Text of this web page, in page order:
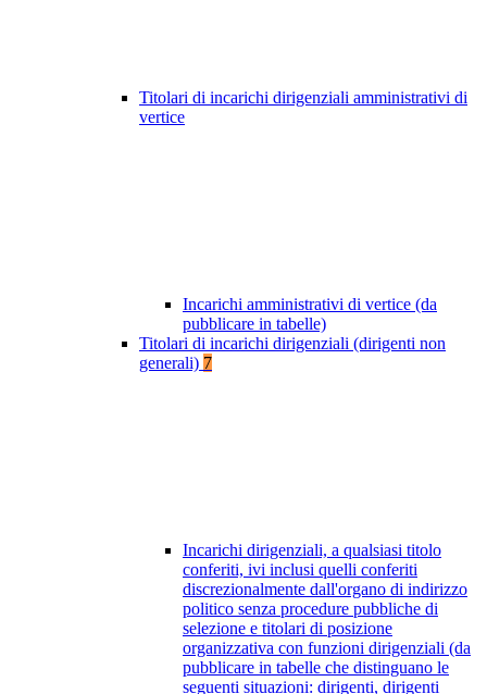
Titolari di incarichi dirigenziali amministrativi di
vertice
Incarichi amministrativi di vertice (da
pubblicare in tabelle)
Titolari di incarichi dirigenziali (dirigenti non
generali) 7
Incarichi dirigenziali, a qualsiasi titolo
conferiti, ivi inclusi quelli conferiti
discrezionalmente dall'organo di indirizzo
politico senza procedure pubbliche di
selezione e titolari di posizione
organizzativa con funzioni dirigenziali (da
pubblicare in tabelle che distinguano le
seguenti situazioni: dirigenti, dirigenti